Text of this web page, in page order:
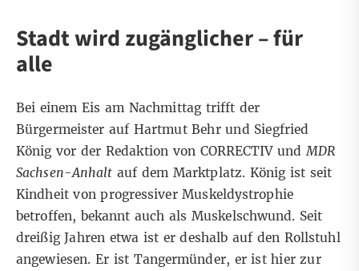
Stadt wird zugänglicher – für
alle
Bei einem Eis am Nachmittag trifft der
Bürgermeister auf Hartmut Behr und Siegfried
König vor der Redaktion von CORRECTIV undMDR
Sachsen-Anhalt auf dem Marktplatz. König ist seit
Kindheit von progressiver Muskeldystrophie
betroffen, bekannt auch als Muskelschwund. Seit
dreißig Jahren etwa ist er deshalb auf den Rollstuhl
angewiesen. Er ist Tangermünder, er ist hier zur